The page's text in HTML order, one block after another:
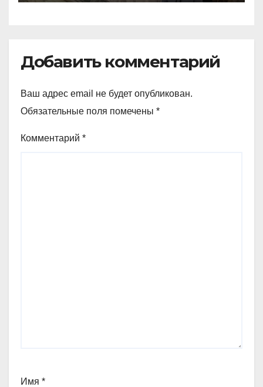
Добавить комментарий
Ваш адрес email не будет опубликован.
Обязательные поля помечены *
Комментарий *
Имя *